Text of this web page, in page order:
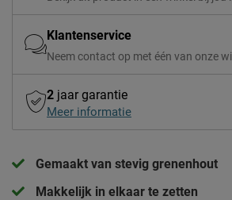
Klantenservice
Neem contact op met één van onze
2 jaar garantie
Meer informatie
Gemaakt van stevig grenenhout
Makkelijk in elkaar te zetten